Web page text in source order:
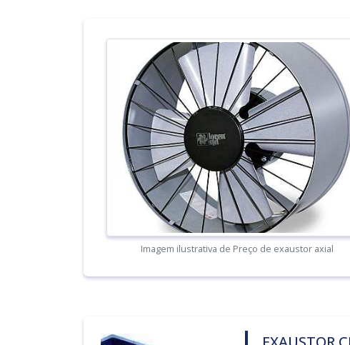
Imagem ilustrativa de Preço de exaustor axial